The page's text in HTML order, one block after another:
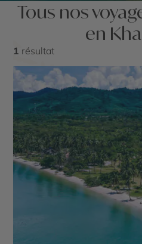
Tous nos
en
1 résultat